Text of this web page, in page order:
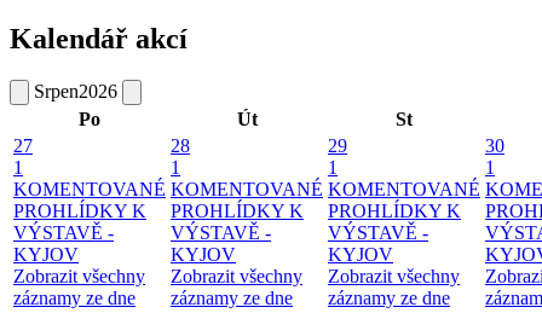
Kalendář akcí
Srpen2026
Po
Út
St
27
1
KOMENTOVANÉ
PROHLÍDKY K
VÝSTAVĚ -
KYJOV
Zobrazit všechny
záznamy ze dne
28
1
KOMENTOVANÉ
PROHLÍDKY K
VÝSTAVĚ -
KYJOV
Zobrazit všechny
záznamy ze dne
29
1
KOMENTOVANÉ
PROHLÍDKY K
VÝSTAVĚ -
KYJOV
Zobrazit všechny
záznamy ze dne
30
1